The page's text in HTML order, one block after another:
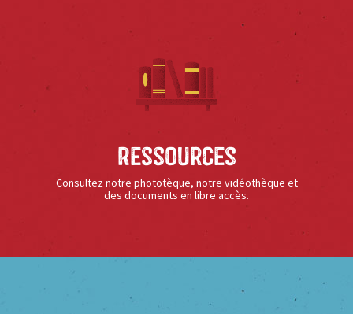
Ressources
Consultez notre phototèque, notre vidéothèque et
des documents en libre accès.